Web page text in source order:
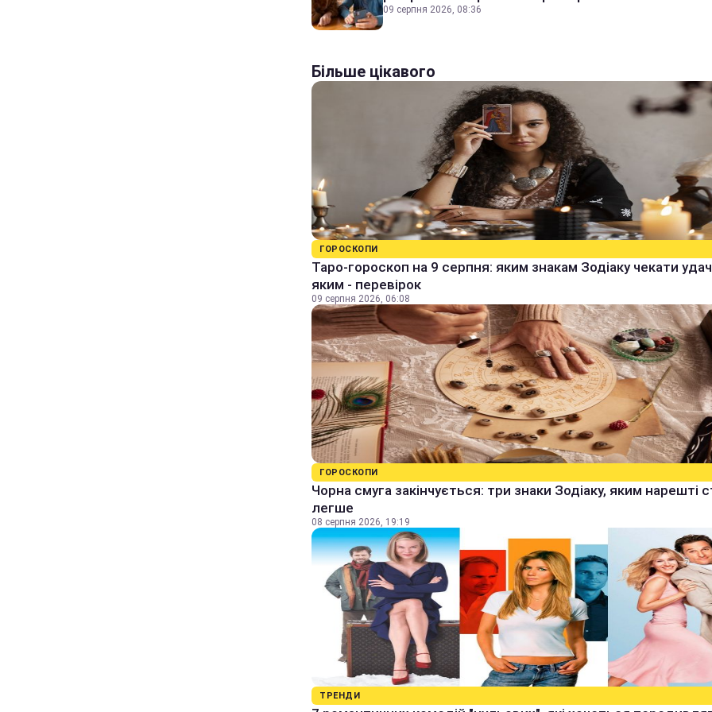
09 серпня 2026, 08:36
Більше цікавого
ГОРОСКОПИ
Таро-гороскоп на 9 серпня: яким знакам Зодіаку чекати
яким - перевірок
09 серпня 2026, 06:08
ГОРОСКОПИ
Чорна смуга закінчується: три знаки Зодіаку, яким нарешті
легше
08 серпня 2026, 19:19
ТРЕНДИ